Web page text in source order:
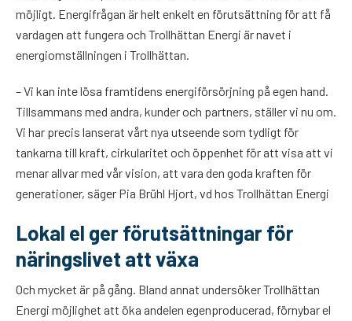
möjligt. Energifrågan är helt enkelt en förutsättning för att få
vardagen att fungera och Trollhättan Energi är navet i
energiomställningen i Trollhättan.
– Vi kan inte lösa framtidens energiförsörjning på egen hand.
Tillsammans med andra, kunder och partners, ställer vi nu om.
Vi har precis lanserat vårt nya utseende som tydligt för
tankarna till kraft, cirkularitet och öppenhet för att visa att vi
menar allvar med vår vision, att vara den goda kraften för
generationer, säger Pia Brühl Hjort, vd hos Trollhättan Energi
Lokal el ger förutsättningar för
näringslivet att växa
Och mycket är på gång. Bland annat undersöker Trollhättan
Energi möjlighet att öka andelen egenproducerad, förnybar el